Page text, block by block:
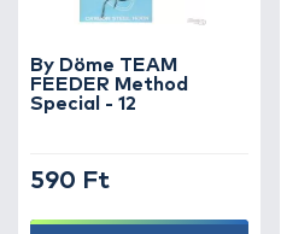
By Döme TEAM
FEEDER Method
Special - 12
590 Ft